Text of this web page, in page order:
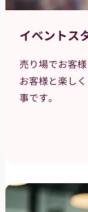
イベントス
売り場でお客
お客様と楽し
事です。